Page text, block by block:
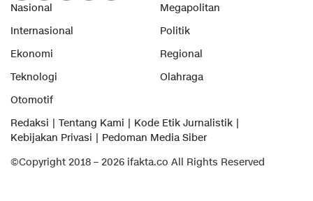
Nasional
Megapolitan
Internasional
Politik
Ekonomi
Regional
Teknologi
Olahraga
Otomotif
Redaksi
Tentang Kami
Kode Etik Jurnalistik
Kebijakan Privasi
Pedoman Media Siber
©Copyright 2018 – 2026 ifakta.co All Rights Reserved